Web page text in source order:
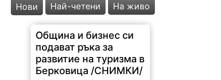
Нови Най-четени На живо
Община и бизнес си
подават ръка за
развитие на туризма в
Берковица /СНИМКИ/